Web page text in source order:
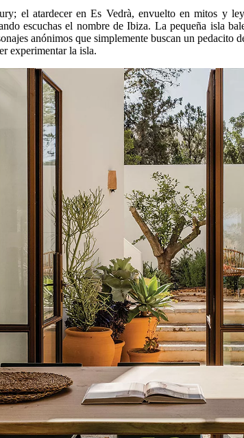
el atardecer en Es Vedrà, envuelto en mitos y
escuchas el nombre de Ibiza. La pequeña isla
anónimos que simplemente buscan un
experimentar la isla.